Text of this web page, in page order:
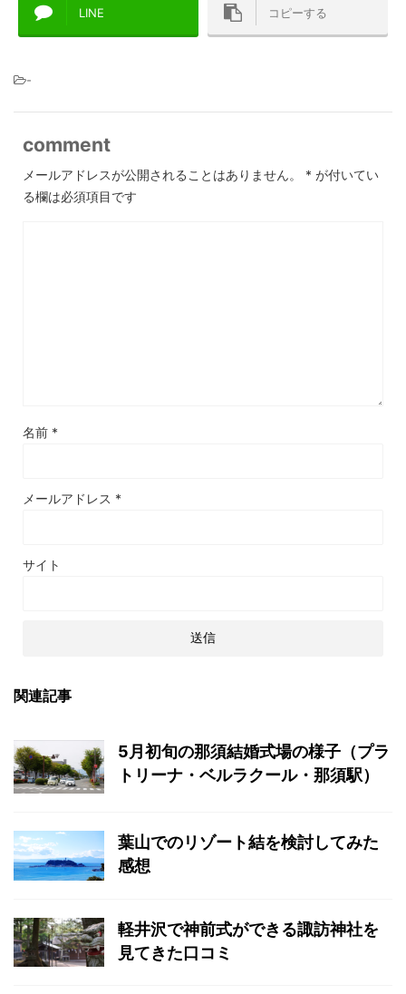
LINE コピーする
-
comment
メールアドレスが公開されることはありません。 * が付いてい
る欄は必須項目です
名前 *
メールアドレス *
サイト
関連記事
5月初旬の那須結婚式場の様子（プラ
トリーナ・ベルラクール・那須駅）
葉山でのリゾート結を検討してみた
感想
軽井沢で神前式ができる諏訪神社を
見てきた口コミ